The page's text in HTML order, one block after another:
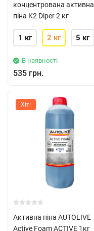
концентрована активна
піна K2 Diper 2 кг
1 кг 2 кг 5 кг
В наявності
535 грн.
Хіт!
Активна піна AUTOLIVE
Active Foam ACTIVE 1кг